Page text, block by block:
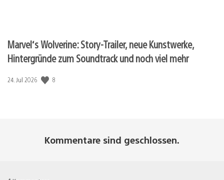
Marvel‘s Wolverine: Story-Trailer, neue Kunstwerke,
Hintergründe zum Soundtrack und noch viel mehr
Veröffentlichungsdatum:
24. Jul 2026 8
Kommentare sind geschlossen.